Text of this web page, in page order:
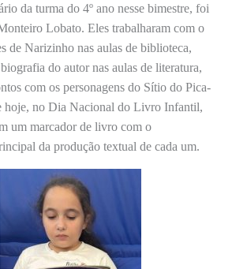
da turma do 4º ano nesse bimestre, foi
Lobato. Eles trabalharam com o
de Narizinho nas aulas de biblioteca,
do autor nas aulas de literatura,
com os personagens do Sítio do Pica-
hoje, no Dia Nacional do Livro Infantil,
um marcador de livro com o
da produção textual de cada um.